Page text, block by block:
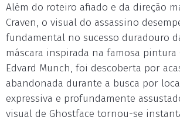
Além do roteiro afiado e da direção
Craven, o visual do assassino
fundamental no sucesso duradouro
máscara inspirada na famosa pintura
Edvard Munch, foi descoberta por
abandonada durante a busca por
expressiva e profundamente
visual de Ghostface tornou-se